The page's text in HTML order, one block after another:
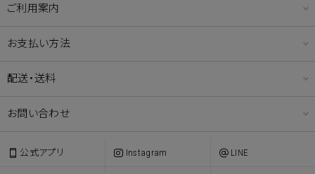
ご利用案内
お支払い方法
配送・送料
お問い合わせ
公式アプリ Instagram LINE